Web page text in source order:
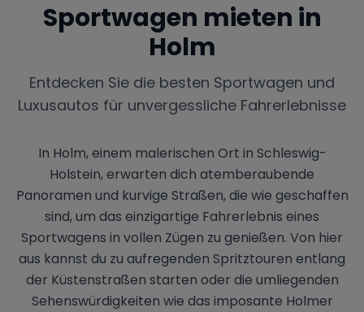
Sportwagen mieten in
Holm
Entdecken Sie die besten Sportwagen und
Luxusautos für unvergessliche Fahrerlebnisse
In Holm, einem malerischen Ort in Schleswig-
Holstein, erwarten dich atemberaubende
Panoramen und kurvige Straßen, die wie geschaffen
sind, um das einzigartige Fahrerlebnis eines
Sportwagens in vollen Zügen zu genießen. Von hier
aus kannst du zu aufregenden Spritztouren entlang
der Küstenstraßen starten oder die umliegenden
Sehenswürdigkeiten wie das imposante Holmer